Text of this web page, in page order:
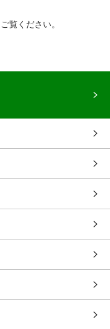
覧ください。